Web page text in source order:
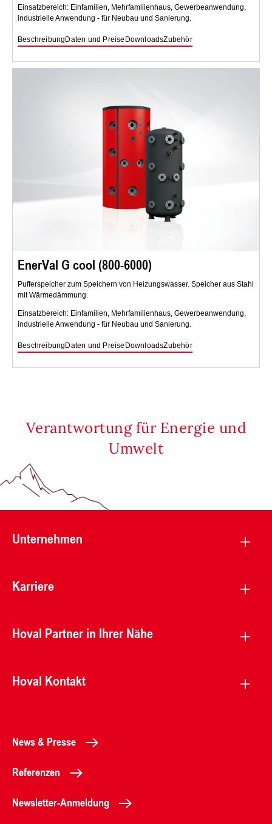
Einsatzbereich: Einfamilien, Mehrfamilienhaus, Gewerbeanwendung,
industrielle Anwendung - für Neubau und Sanierung.
Beschreibung Daten und Preise DownloadsZubehör
EnerVal G cool (800-6000)
Pufferspeicher zum Speichern von Heizungswasser. Speicher aus Stahl
mit Wärmedämmung.
Einsatzbereich: Einfamilien, Mehrfamilienhaus, Gewerbeanwendung,
industrielle Anwendung - für Neubau und Sanierung.
Beschreibung Daten und Preise DownloadsZubehör
Verantwortung für Energie und
Umwelt
Unternehmen
Karriere
Hoval Partner in Ihrer Nähe
Hoval Kontakt
News & Presse
Referenzen
Newsletter-Anmeldung